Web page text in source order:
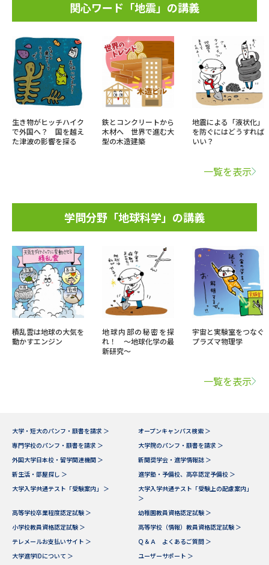
関心ワード「地震」の講義
生き物がヒッチハイク
で外国へ？ 国を越え
た津波の影響を探る
鉄とコンクリートから
木材へ 世界で進む大
型の木造建築
地震による「液状化」
を防ぐにはどうすれば
いい？
一覧を表示
学問分野「地球科学」の講義
積乱雲は地球の大気を
動かすエンジン
地球内部の秘密を探
れ！ ～地球化学の最
新研究～
宇宙と実験室をつなぐ
プラズマ物理学
一覧を表示
大学・短大のパンフ・願書を請求 ＞
オープンキャンパス検索 ＞
専門学校のパンフ・願書を請求 ＞
大学院のパンフ・願書を請求 ＞
外国大学日本校・留学関連機関 ＞
新聞奨学会・進学情報誌 ＞
新生活・部屋探し ＞
進学塾・予備校、高卒認定予備校 ＞
大学入学共通テスト「受験案内」 ＞
大学入学共通テスト「受験上の配慮案内」
＞
高等学校卒業程度認定試験 ＞
幼稚園教員資格認定試験 ＞
小学校教員資格認定試験 ＞
高等学校（情報）教員資格認定試験 ＞
テレメールお支払いサイト ＞
Ｑ＆Ａ よくあるご質問 ＞
大学進学IDについて ＞
ユーザーサポート ＞